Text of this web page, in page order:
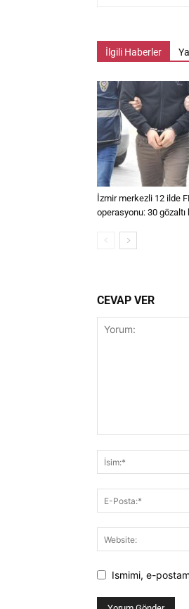
İlgili Haberler
İzmir merkezli 12 ilde
operasyonu: 30 gözaltı
CEVAP VER
Ismimi, e-